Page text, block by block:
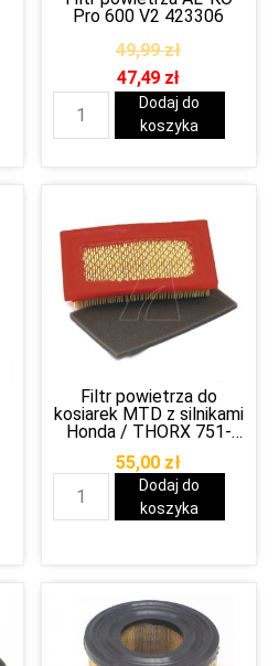
Pro 600 V2 423306
49,99zł
47,49 zł
Dodaj do
koszyka
Filtr powietrza do
kosiarek MTD z silnikami
Honda / THORX 751-
55,00 zł
Dodaj do
koszyka